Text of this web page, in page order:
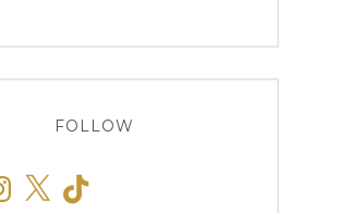
FOLLOW
X TikTok